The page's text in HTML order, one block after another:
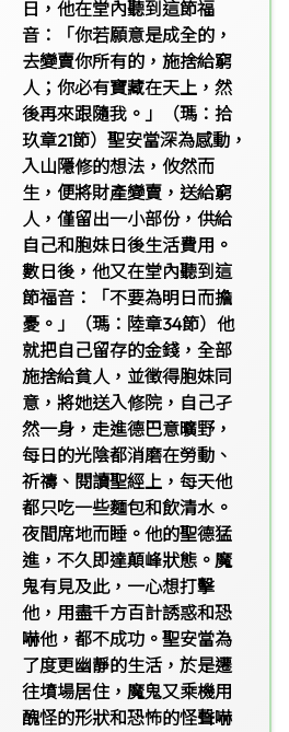
日，他在堂內聽到這節福
音：「你若願意是成全的，
去變賣你所有的，施捨給窮
人；你必有寶藏在天上，然
後再來跟隨我。」（瑪：拾
玖章21節）聖安當深為感動，
入山隱修的想法，攸然而
生，便將財產變賣，送給窮
人，僅留出一小部份，供給
自己和胞妹日後生活費用。
數日後，他又在堂內聽到這
節福音：「不要為明日而擔
憂。」（瑪：陸章34節）他
就把自己留存的金錢，全部
施捨給貧人，並徵得胞妹同
意，將她送入修院，自己孑
然一身，走進德巴意曠野，
每日的光陰都消磨在勞動、
祈禱、閱讀聖經上，每天他
都只吃一些麵包和飲清水。
夜間席地而睡。他的聖德猛
進，不久即達顛峰狀態。魔
鬼有見及此，一心想打擊
他，用盡千方百計誘惑和恐
嚇他，都不成功。聖安當為
了度更幽靜的生活，於是遷
往墳場居住，魔鬼又乘機用
醜怪的形狀和恐怖的怪聲嚇